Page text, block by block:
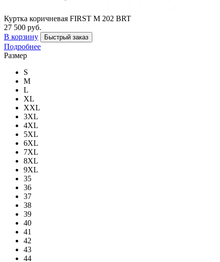
Куртка коричневая FIRST M 202 BRT
27 500 руб.
В корзину
Быстрый заказ
Подробнее
Размер
S
M
L
XL
XXL
3XL
4XL
5XL
6XL
7XL
8XL
9XL
35
36
37
38
39
40
41
42
43
44